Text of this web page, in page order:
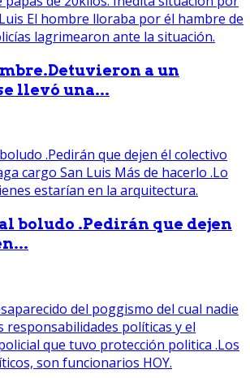
a un
llevó una...
boludo .Pedirán que dejen